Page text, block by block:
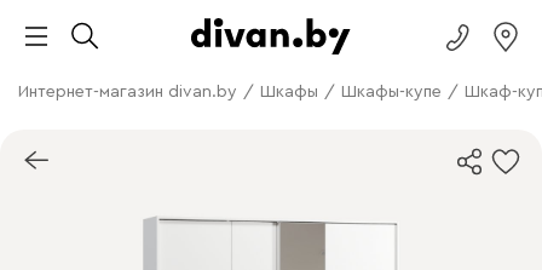
Интернет-магазин divan.by / Шкафы / Шкафы-купе / Шкаф-